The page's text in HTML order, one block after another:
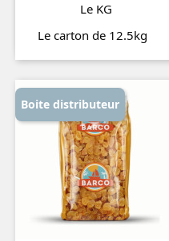
Le KG
Le carton de 12.5kg
Prix
Boite distributeur